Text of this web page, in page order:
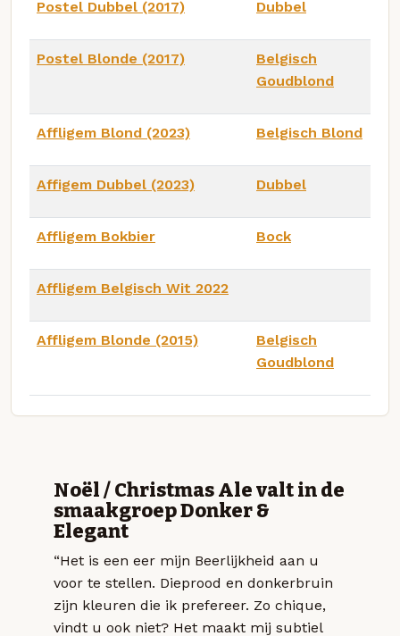
Postel Dubbel (2017) Dubbel
Postel Blonde (2017)
Belgisch
Goudblond
Affligem Blond (2023) Belgisch Blond
Affigem Dubbel (2023) Dubbel
Affligem Bokbier Bock
Affligem Belgisch Wit 2022
Affligem Blonde (2015)
Belgisch
Goudblond
Noël / Christmas Ale valt in de
smaakgroep Donker &
Elegant
“Het is een eer mijn Beerlijkheid aan u
voor te stellen. Dieprood en donkerbruin
zijn kleuren die ik prefereer. Zo chique,
vindt u ook niet? Het maakt mij subtiel